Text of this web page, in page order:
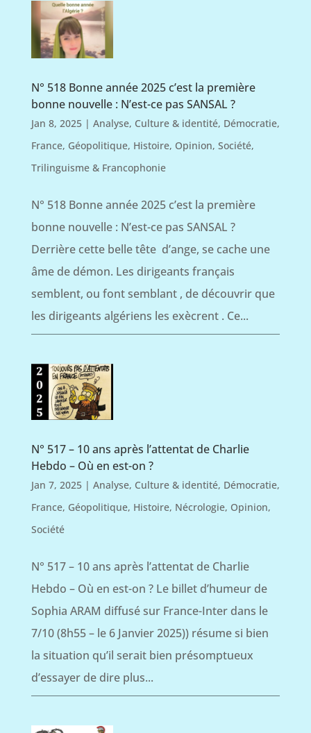
N° 518 Bonne année 2025 c’est la première
bonne nouvelle : N’est-ce pas SANSAL ?
Jan 8, 2025| Analyse, Culture & identité, Démocratie,
France, Géopolitique, Histoire, Opinion, Société,
Trilinguisme & Francophonie
N° 518 Bonne année 2025 c’est la première
bonne nouvelle : N’est-ce pas SANSAL ?
Derrière cette belle tête d’ange, se cache une
âme de démon. Les dirigeants français
semblent, ou font semblant , de découvrir que
les dirigeants algériens les exècrent . Ce...
N° 517 – 10 ans après l’attentat de Charlie
Hebdo – Où en est-on ?
Jan 7, 2025| Analyse, Culture & identité, Démocratie,
France, Géopolitique, Histoire, Nécrologie, Opinion,
Société
N° 517 – 10 ans après l’attentat de Charlie
Hebdo – Où en est-on ? Le billet d’humeur de
Sophia ARAM diffusé sur France-Inter dans le
7/10 (8h55 – le 6 Janvier 2025)) résume si bien
la situation qu’il serait bien présomptueux
d’essayer de dire plus...